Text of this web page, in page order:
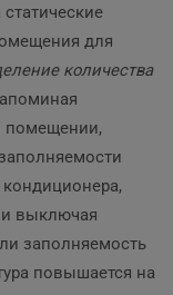
для
количества
помещении,
выключая
заполняемость
повышается на